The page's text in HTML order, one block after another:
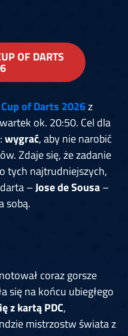
OF DARTS
of Darts 2026z
ok. 20:50. Cel dla
wygrać, aby nie narobić
Zdaje się, że zadanie
tych najtrudniejszych,
–Jose de Sousa–
sobą.
coraz gorsze
się na końcu ubiegłego
z kartą PDC,
mistrzostw świata z